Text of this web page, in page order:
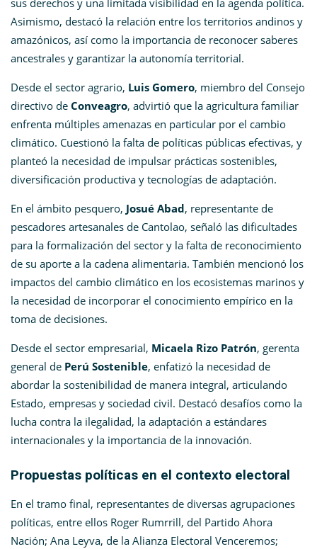
sus derechos y una limitada visibilidad en la agenda política.
Asimismo, destacó la relación entre los territorios andinos y
amazónicos, así como la importancia de reconocer saberes
ancestrales y garantizar la autonomía territorial.
Desde el sector agrario, Luis Gomero, miembro del Consejo
directivo de Conveagro, advirtió que la agricultura familiar
enfrenta múltiples amenazas en particular por el cambio
climático. Cuestionó la falta de políticas públicas efectivas, y
planteó la necesidad de impulsar prácticas sostenibles,
diversificación productiva y tecnologías de adaptación.
En el ámbito pesquero, Josué Abad, representante de
pescadores artesanales de Cantolao, señaló las dificultades
para la formalización del sector y la falta de reconocimiento
de su aporte a la cadena alimentaria. También mencionó los
impactos del cambio climático en los ecosistemas marinos y
la necesidad de incorporar el conocimiento empírico en la
toma de decisiones.
Desde el sector empresarial, Micaela Rizo Patrón, gerenta
general de Perú Sostenible, enfatizó la necesidad de
abordar la sostenibilidad de manera integral, articulando
Estado, empresas y sociedad civil. Destacó desafíos como la
lucha contra la ilegalidad, la adaptación a estándares
internacionales y la importancia de la innovación.
Propuestas políticas en el contexto electoral
En el tramo final, representantes de diversas agrupaciones
políticas, entre ellos Roger Rumrrill, del Partido Ahora
Nación; Ana Leyva, de la Alianza Electoral Venceremos;